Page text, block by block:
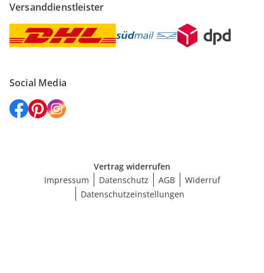
Versanddienstleister
Social Media
Vertrag widerrufen
Impressum
Datenschutz AGB
Widerruf
Datenschutzeinstellungen